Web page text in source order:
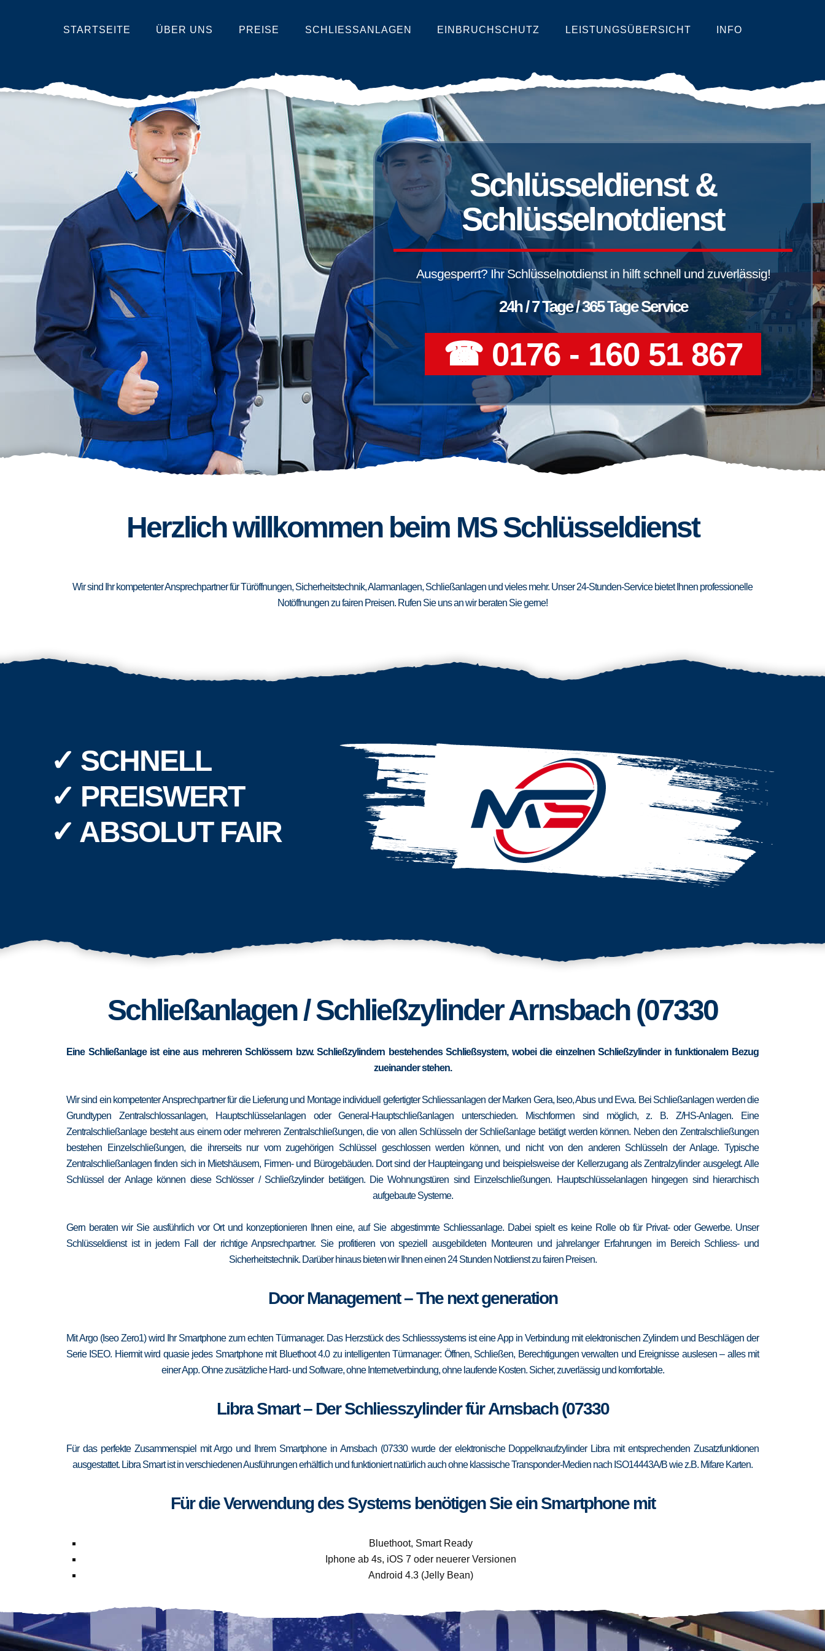
STARTSEITE ÜBER UNS PREISE SCHLIESSANLAGEN EINBRUCHSCHUTZ LEISTUNGSÜBERSICHT INFO
Schlüsseldienst &
Schlüsselnotdienst
Ausgesperrt? Ihr Schlüsselnotdienst in hilft schnell und zuverlässig!
24h / 7 Tage / 365 Tage Service
☎ 0176 - 160 51 867
Herzlich willkommen beim MS Schlüsseldienst
Wir sind Ihr kompetenter Ansprechpartner für Türöffnungen, Sicherheitstechnik, Alarmanlagen, Schließanlagen und vieles mehr. Unser 24-Stunden-Service bietet Ihnen professionelle
Notöffnungen zu fairen Preisen. Rufen Sie uns an wir beraten Sie gerne!
✓ SCHNELL
✓ PREISWERT
✓ ABSOLUT FAIR
Schließanlagen / Schließzylinder Arnsbach (07330
Eine Schließanlage ist eine aus mehreren Schlössern bzw. Schließzylindern bestehendes Schließsystem, wobei die einzelnen Schließzylinder in funktionalem Bezug
zueinander stehen.
Wir sind ein kompetenter Ansprechpartner für die Lieferung und Montage individuell gefertigter Schliessanlagen der Marken Gera, Iseo, Abus und Evva. Bei Schließanlagen werden die
Grundtypen Zentralschlossanlagen, Hauptschlüsselanlagen oder General-Hauptschließanlagen unterschieden. Mischformen sind möglich, z. B. Z/HS-Anlagen. Eine
Zentralschließanlage besteht aus einem oder mehreren Zentralschließungen, die von allen Schlüsseln der Schließanlage betätigt werden können. Neben den Zentralschließungen
bestehen Einzelschließungen, die ihrerseits nur vom zugehörigen Schlüssel geschlossen werden können, und nicht von den anderen Schlüsseln der Anlage. Typische
Zentralschließanlagen finden sich in Mietshäusern, Firmen- und Bürogebäuden. Dort sind der Haupteingang und beispielsweise der Kellerzugang als Zentralzylinder ausgelegt. Alle
Schlüssel der Anlage können diese Schlösser / Schließzylinder betätigen. Die Wohnungstüren sind Einzelschließungen. Hauptschlüsselanlagen hingegen sind hierarchisch
aufgebaute Systeme.
Gern beraten wir Sie ausführlich vor Ort und konzeptionieren Ihnen eine, auf Sie abgestimmte Schliessanlage. Dabei spielt es keine Rolle ob für Privat- oder Gewerbe. Unser
Schlüsseldienst ist in jedem Fall der richtige Anpsrechpartner. Sie profitieren von speziell ausgebildeten Monteuren und jahrelanger Erfahrungen im Bereich Schliess- und
Sicherheitstechnik. Darüber hinaus bieten wir Ihnen einen 24 Stunden Notdienst zu fairen Preisen.
Door Management – The next generation
Mit Argo (Iseo Zero1) wird Ihr Smartphone zum echten Türmanager. Das Herzstück des Schliesssystems ist eine App in Verbindung mit elektronischen Zylindern und Beschlägen der
Serie ISEO. Hiermit wird quasie jedes Smartphone mit Bluethoot 4.0 zu intelligenten Türmanager: Öffnen, Schließen, Berechtigungen verwalten und Ereignisse auslesen – alles mit
einer App. Ohne zusätzliche Hard- und Software, ohne Internetverbindung, ohne laufende Kosten. Sicher, zuverlässig und komfortable.
Libra Smart – Der Schliesszylinder für Arnsbach (07330
Für das perfekte Zusammenspiel mit Argo und Ihrem Smartphone in Arnsbach (07330 wurde der elektronische Doppelknaufzylinder Libra mit entsprechenden Zusatzfunktionen
ausgestattet. Libra Smart ist in verschiedenen Ausführungen erhältlich und funktioniert natürlich auch ohne klassische Transponder-Medien nach ISO14443A/B wie z.B. Mifare Karten.
Für die Verwendung des Systems benötigen Sie ein Smartphone mit
Bluethoot, Smart Ready
Iphone ab 4s, iOS 7 oder neuerer Versionen
Android 4.3 (Jelly Bean)